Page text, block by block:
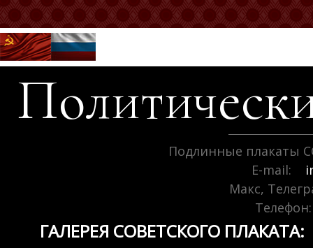
Подлинные плакаты
E-mail:
Макс,
Телефон:
ГАЛЕРЕЯ СОВЕТСКОГО ПЛАКАТА: